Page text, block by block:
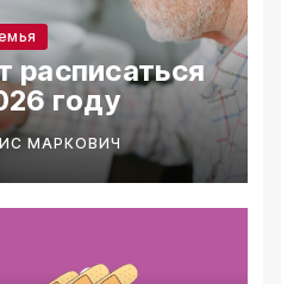
расписаться
году
МАРКОВИЧ